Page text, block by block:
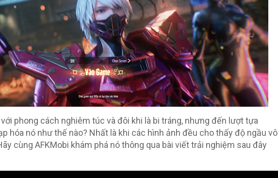
phong cách nghiêm túc và đôi khi là bi tráng, nhưng đến lượt tựa
hóa nó như thế nào? Nhất là khi các hình ảnh đều cho thấy độ ngầu vô
cùng AFKMobi khám phá nó thông qua bài viết trải nghiệm sau đây